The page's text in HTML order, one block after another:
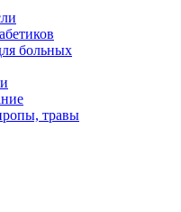
больных
травы